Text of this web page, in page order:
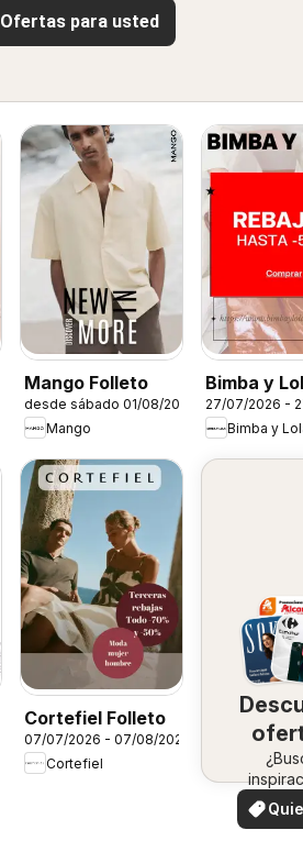
Ofertas para usted
Mango Folleto
desde sábado 01/08/2026
Mango
Bimba y
Folleto
27/07/2026 -
Bimba y
Cortefiel Folleto
07/07/2026 - 07/08/2026
Cortefiel
en
¡Vea
ofertas
ver